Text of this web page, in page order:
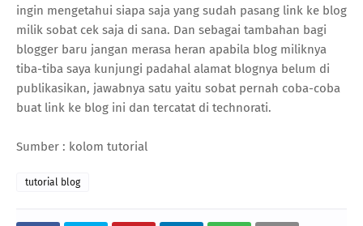
ingin mengetahui siapa saja yang sudah pasang link ke blog
milik sobat cek saja di sana. Dan sebagai tambahan bagi
blogger baru jangan merasa heran apabila blog miliknya
tiba-tiba saya kunjungi padahal alamat blognya belum di
publikasikan, jawabnya satu yaitu sobat pernah coba-coba
buat link ke blog ini dan tercatat di technorati.
Sumber : kolom tutorial
tutorial blog